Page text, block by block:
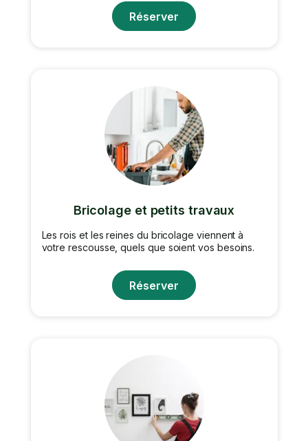
Réserver
Bricolage et petits travaux
Les rois et les reines du bricolage viennent à
votre rescousse, quels que soient vos besoins.
Réserver